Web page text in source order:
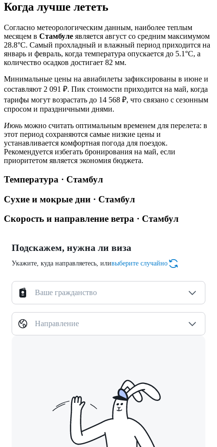
Когда лучше лететь
Согласно метеорологическим данным, наиболее теплым
месяцем в Стамбуле является август со средним максимумом
28.8°C. Самый прохладный и влажный период приходится на
январь и февраль, когда температура опускается до 5.1°C, а
количество осадков достигает 82 мм.
Минимальные цены на авиабилеты зафиксированы в июне и
составляют 2 091 ₽. Пик стоимости приходится на май, когда
тарифы могут возрастать до 14 568 ₽, что связано с сезонным
спросом и праздничными днями.
Июнь можно считать оптимальным временем для перелета: в
этот период сохраняются самые низкие цены и
устанавливается комфортная погода для поездок.
Рекомендуется избегать бронирования на май, если
приоритетом является экономия бюджета.
Температура · Стамбул
Сухие и мокрые дни · Стамбул
Скорость и направление ветра · Стамбул
Подскажем, нужна ли виза
Укажите, куда направляетесь, иливыберите случайно
Ваше гражданство
Направление